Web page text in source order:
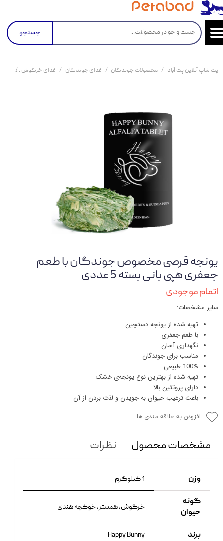
جستجو
پت شاپ آنلاین پت آباد محصولات جوندگان غذای جوندگان غذای خرگوش
یونجه قرصی مخصوص جوندگان با طعم
جعفری هپی بانی بسته 5 عددی
اتمام موجودی
سایر مشخصات:
تهیه شده از یونجه دستچین
با طعم جعفری
نگهداری آسان
مناسب برای جوندگان
100% طبیعی
تهیه شده از بهترین نوع یونجه‌ی خشک
دارای پروتئین بالا
باعث ترغیب حیوان به جویدن و لذت بردن از آن
افزودن به علاقه مندی ها
مشخصات محصول نظرات
وزن 1 کیلوگرم
گونه
حیوان
خرگوش، همستر، خوکچه هندی
برند Happy Bunny